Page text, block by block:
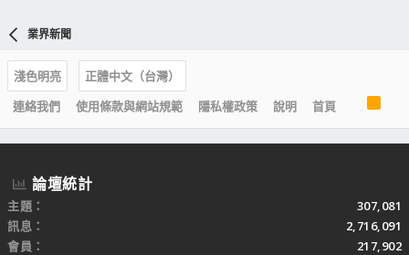
業界新聞
淺色明亮
正體中文（台灣）
連絡我們
使用條款與網站規範 隱私權政策 說明 首頁
S
論壇統計
主題
307,081
訊息
2,716,091
會員
217,902